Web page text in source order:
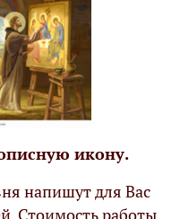
икону.
напишут для Вас